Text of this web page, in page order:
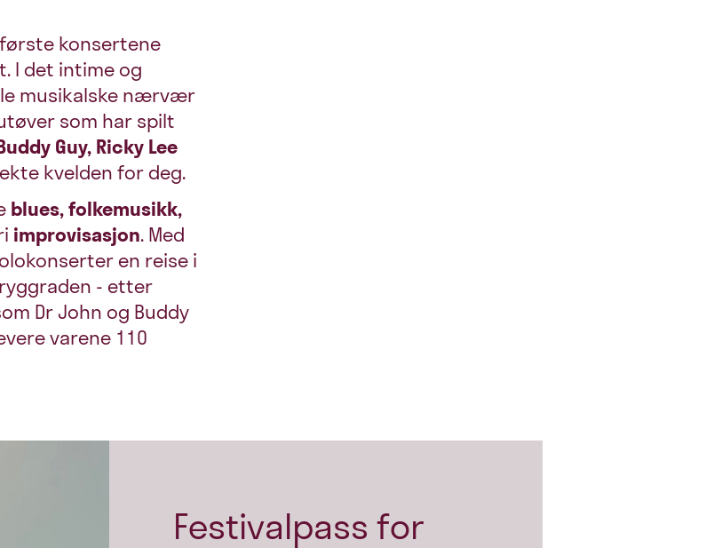
konsertene
I det intime og
musikalske nærvær
som har spilt
Guy, Ricky Lee
kvelden for deg.
blues, folkemusikk,
improvisasjon. Med
en reise i
- etter
Dr John og Buddy
varene 110
Festivalpass for